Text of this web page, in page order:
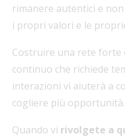
rimanere autentici e
i propri valori e le
Costruire una rete forte
continuo che richiede
interazioni vi aiuterà a
cogliere più opportunità.
Quando vi rivolgete a